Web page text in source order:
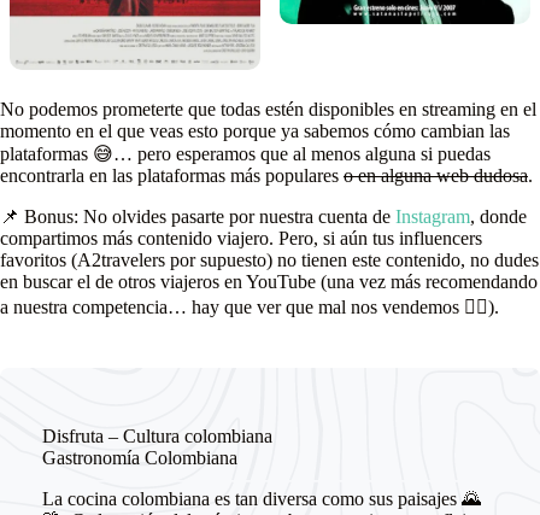
No podemos prometerte que todas estén disponibles en streaming en el
momento en el que veas esto porque ya sabemos cómo cambian las
plataformas 😅… pero esperamos que al menos alguna si puedas
encontrarla en las plataformas más populares o en alguna web dudosa.
📌 Bonus: No olvides pasarte por nuestra cuenta de Instagram, donde
compartimos más contenido viajero. Pero, si aún tus influencers
favoritos (A2travelers por supuesto) no tienen este contenido, no dudes
en buscar el de otros viajeros en YouTube (una vez más recomendando
a nuestra competencia… hay que ver que mal nos vendemos 🤦‍♂️).
Disfruta – Cultura colombiana
Gastronomía Colombiana
La cocina colombiana es tan diversa como sus paisajes 🌄